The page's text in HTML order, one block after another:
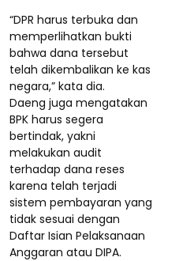
“DPR harus terbuka dan
memperlihatkan bukti
bahwa dana tersebut
telah dikembalikan ke kas
negara,” kata dia.
Daeng juga mengatakan
BPK harus segera
bertindak, yakni
melakukan audit
terhadap dana reses
karena telah terjadi
sistem pembayaran yang
tidak sesuai dengan
Daftar Isian Pelaksanaan
Anggaran atau DIPA.